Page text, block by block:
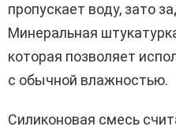
пропускает воду, зато
Минеральная
которая позволяет
с обычной влажностью.
Силиконовая смесь